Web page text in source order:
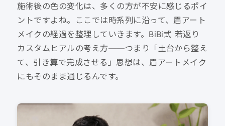
施術後の色の変化は、多くの方が不安に感じるポイ
ントですよね。ここでは時系列に沿って、眉アート
メイクの経過を整理していきます。BiBi式 若返り
カスタムヒアルの考え方——つまり「土台から整え
て、引き算で完成させる」思想は、眉アートメイク
にもそのまま通じるんです。